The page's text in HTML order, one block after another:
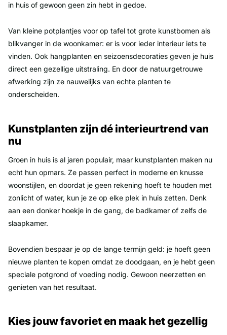
in huis of gewoon geen zin hebt in gedoe.
Van kleine potplantjes voor op tafel tot grote kunstbomen als
blikvanger in de woonkamer: er is voor ieder interieur iets te
vinden. Ook hangplanten en seizoensdecoraties geven je huis
direct een gezellige uitstraling. En door de natuurgetrouwe
afwerking zijn ze nauwelijks van echte planten te
onderscheiden.
Kunstplanten zijn dé interieurtrend van
nu
Groen in huis is al jaren populair, maar kunstplanten maken nu
echt hun opmars. Ze passen perfect in moderne en knusse
woonstijlen, en doordat je geen rekening hoeft te houden met
zonlicht of water, kun je ze op elke plek in huis zetten. Denk
aan een donker hoekje in de gang, de badkamer of zelfs de
slaapkamer.
Bovendien bespaar je op de lange termijn geld: je hoeft geen
nieuwe planten te kopen omdat ze doodgaan, en je hebt geen
speciale potgrond of voeding nodig. Gewoon neerzetten en
genieten van het resultaat.
Kies jouw favoriet en maak het gezellig